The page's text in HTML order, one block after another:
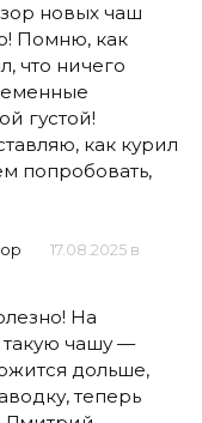
новых чаш
Помню, как
что ничего
густой!
как курил
попробовать,
17.08.2025 в
На
такую чашу —
дольше,
теперь